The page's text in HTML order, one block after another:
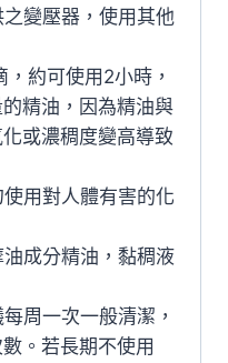
變壓器，使用其他
約可使用2小時，
精油，因為精油與
或濃稠度變高導致
用對人體有害的化
成分精油，黏稠液
周一次一般清潔，
。若長期不使用